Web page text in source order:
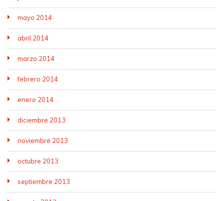
mayo 2014
abril 2014
marzo 2014
febrero 2014
enero 2014
diciembre 2013
noviembre 2013
octubre 2013
septiembre 2013